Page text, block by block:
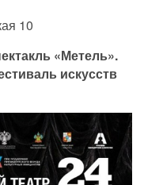
10
«Метель».
искусств